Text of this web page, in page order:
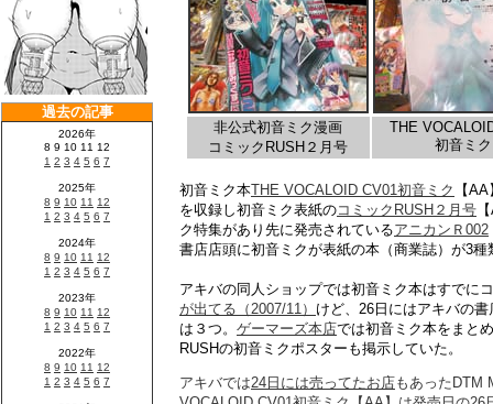
非公式初音ミク漫画
コミックRUSH２月号
THE
初音ミク
初音ミク本THE VOCALOID CV01初音ミク
【
を収録し初音ミク表紙のコミックRUSH２月号
ク特集があり先に発売されているアニカンＲ002
書店店頭に初音ミクが表紙の本（商業誌）が3種
アキバの同人ショップでは初音ミク本はすでに
が出てる（2007/11） けど、26日にはアキバの
は３つ。 ゲーマーズ本店では初音ミク本をまと
RUSHの初音ミクポスターも掲示していた。
アキバでは24日には売ってたお店もあったDTM